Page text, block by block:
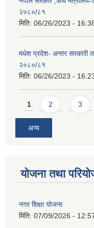
२०८०/८१
मिति: 06/26/2023 -
मधेश प्रदेश- अन्तर सरकारी
२०८०/८१
मिति: 06/26/2023 -
Pages
1 2 3
अन्य
योजना तथा
नगर शिक्षा योजना
मिति: 07/09/2026 -